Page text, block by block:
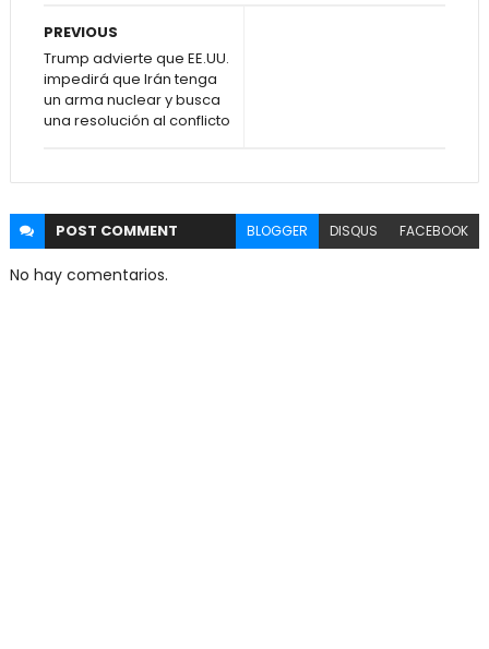
PREVIOUS
Trump advierte que EE.UU.
impedirá que Irán tenga
un arma nuclear y busca
una resolución al conflicto
POST COMMENT BLOGGER DISQUS FACEBOOK
No hay comentarios.